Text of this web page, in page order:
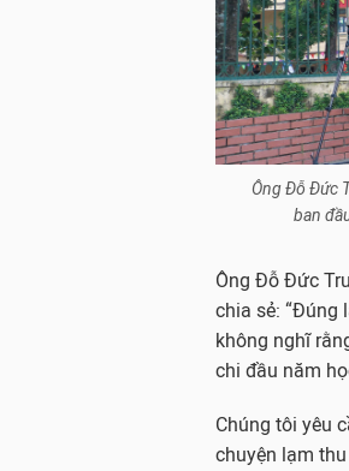
Ông Đỗ Đức
ban
Ông Đỗ Đức
chia sẻ: “Đúng
không nghĩ
chi đầu năm
Chúng tôi yêu
chuyện lạm